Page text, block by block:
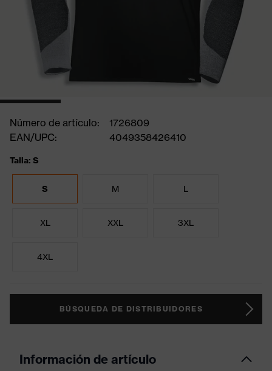
Número de artículo:
1726809
EAN/UPC:
4049358426410
Talla: S
S M L
XL XXL 3XL
4XL
BÚSQUEDA DE DISTRIBUIDORES
Información de artículo